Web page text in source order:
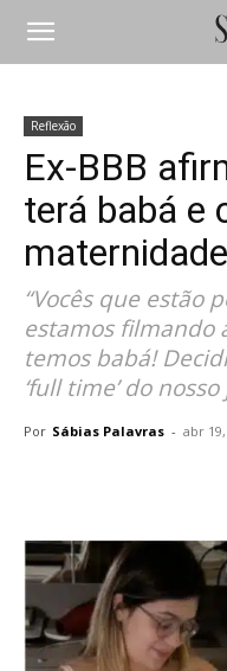
Reflexão
Ex-BBB
terá babá e
“Vocês que estão
estamos filmando
temos babá!
‘full time’ do
Por Sábias Palavras - abr